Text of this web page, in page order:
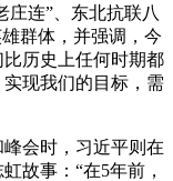
庄连”、东北抗联八
群体，并强调，今
历史上任何时期都
现我们的目标，需
会时，习近平则在
故事：“在5年前，